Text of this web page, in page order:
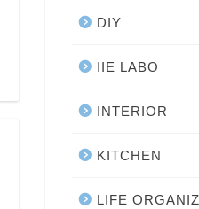
DIY
IIE LABO
INTERIOR
KITCHEN
LIFE